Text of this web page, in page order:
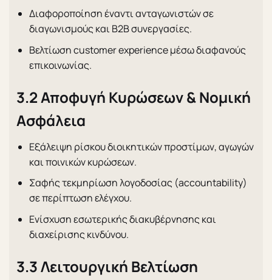
Διαφοροποίηση έναντι ανταγωνιστών σε
διαγωνισμούς και B2B συνεργασίες.
Βελτίωση customer experience μέσω διαφανούς
επικοινωνίας.
3.2 Αποφυγή Κυρώσεων & Νομική
Ασφάλεια
Εξάλειψη ρίσκου διοικητικών προστίμων, αγωγών
και ποινικών κυρώσεων.
Σαφής τεκμηρίωση λογοδοσίας (accountability)
σε περίπτωση ελέγχου.
Ενίσχυση εσωτερικής διακυβέρνησης και
διαχείρισης κινδύνου.
3.3 Λειτουργική Βελτίωση